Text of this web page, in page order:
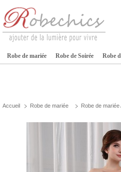
Robe de mariée Robe de Soirée Robe
Accueil Robe de mariée Robe de